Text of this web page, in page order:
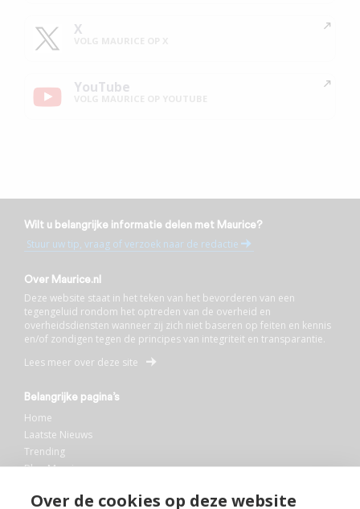
Over de cookies op deze website
X
YouTube
Wilt u belangrijke informatie delen met Maurice?
Stuur uw tip, vraag of verzoek naar de redactie
Over Maurice.nl
Deze website staat in het teken van het bevorderen van een
tegengeluid rondom het optreden van de overheid en
overheidsdiensten wanneer zij zich niet baseren op feiten en kennis
en/of zondigen tegen de principes van integriteit en transparantie.
Lees meer over deze site
Belangrijke pagina’s
Home
Laatste Nieuws
Trending
Blog Maurice
Bibliotheek